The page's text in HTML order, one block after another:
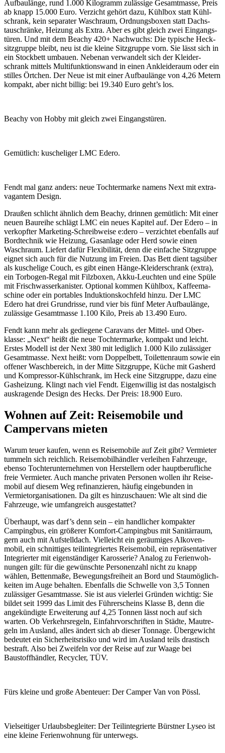
Aufbau­länge, rund 1.000 Kilo­gramm zuläs­sige Gesamt­masse, Preis
ab knapp 15.000 Euro. Verzicht gehört dazu, Kühlbox statt Kühl­
schrank, kein sepa­rater Wasch­raum, Ordnungs­boxen statt Dachs­
tauschränke, Heizung als Extra. Aber es gibt gleich zwei Eingangs­
türen. Und mit dem Beachy 420+ Nach­wuchs: Die typi­sche Heck­
sitz­gruppe bleibt, neu ist die kleine Sitz­gruppe vorn. Sie lässt sich in
ein Stock­bett umbauen. Nebenan verwan­delt sich der Klei­der­
schrank mittels Multi­funk­ti­ons­wand in einen Anklei­de­raum oder ein
stilles Örtchen. Der Neue ist mit einer Aufbau­länge von 4,26 Metern
kompakt, aber nicht billig: bei 19.340 Euro geht’s los.
Beachy von Hobby mit gleich zwei Eingangs­türen.
Gemüt­lich: kusche­liger LMC Edero.
Fendt mal ganz anders: neue Toch­ter­marke namens Next mit extra­
va­gantem Design.
Draußen schlicht ähnlich dem Beachy, drinnen gemüt­lich: Mit einer
neuen Baureihe schlägt LMC ein neues Kapitel auf. Der Edero – in
verkopfter Marke­ting-Schreib­weise e:dero – verzichtet eben­falls auf
Bord­technik wie Heizung, Gasan­lage oder Herd sowie einen
Wasch­raum. Liefert dafür Flexi­bi­lität, denn die einfache Sitz­gruppe
eignet sich auch für die Nutzung im Freien. Das Bett dient tags­über
als kusche­lige Couch, es gibt einen Hänge-Klei­der­schrank (extra),
ein Torbogen-Regal mit Filz­boxen, Akku-Leuchten und eine Spüle
mit Frisch­was­ser­ka­nister. Optional kommen Kühlbox, Kaffee­ma­
schine oder ein porta­bles Induk­ti­ons­koch­feld hinzu. Der LMC
Edero hat drei Grund­risse, rund vier bis fünf Meter Aufbau­länge,
zuläs­sige Gesamt­masse 1.100 Kilo, Preis ab 13.490 Euro.
Fendt kann mehr als gedie­gene Cara­vans der Mittel- und Ober­
klasse: „Next“ heißt die neue Toch­ter­marke, kompakt und leicht.
Erstes Modell ist der Next 380 mit ledig­lich 1.000 Kilo zuläs­siger
Gesamt­masse. Next heißt: vorn Doppel­bett, Toilet­ten­raum sowie ein
offener Wasch­be­reich, in der Mitte Sitz­gruppe, Küche mit Gasherd
und Kompressor-Kühl­schrank, im Heck eine Sitz­gruppe, dazu eine
Gashei­zung. Klingt nach viel Fendt. Eigen­willig ist das nost­al­gisch
auskra­gende Design des Hecks. Der Preis: 18.900 Euro.
Wohnen auf Zeit: Reise­mo­bile und
Camper­vans mieten
Warum teuer kaufen, wenn es Reise­mo­bile auf Zeit gibt? Vermieter
tummeln sich reich­lich. Reise­mo­bil­händler verleihen Fahr­zeuge,
ebenso Toch­ter­un­ter­nehmen von Herstel­lern oder haupt­be­ruf­liche
freie Vermieter. Auch manche privaten Personen wollen ihr Reise­
mobil auf diesem Weg refi­nan­zieren, häufig einge­bunden in
Vermiet­or­ga­ni­sa­tionen. Da gilt es hinzu­schauen: Wie alt sind die
Fahr­zeuge, wie umfang­reich ausge­stattet?
Über­haupt, was darf’s denn sein – ein hand­li­cher kompakter
Campingbus, ein größerer Komfort-Campingbus mit Sani­tär­raum,
gern auch mit Aufstell­dach. Viel­leicht ein geräu­miges Alko­ven­
mobil, ein schnit­tiges teil­in­te­griertes Reise­mobil, ein reprä­sen­ta­tiver
Inte­grierter mit eigen­stän­diger Karos­serie? Analog zu Feri­en­woh­
nungen gilt: für die gewünschte Perso­nen­zahl nicht zu knapp
wählen, Betten­maße, Bewe­gungs­frei­heit an Bord und Stau­mög­lich­
keiten im Auge behalten. Eben­falls die Schwelle von 3,5 Tonnen
zuläs­siger Gesamt­masse. Sie ist aus vielerlei Gründen wichtig: Sie
bildet seit 1999 das Limit des Führer­scheins Klasse B, denn die
ange­kün­digte Erwei­te­rung auf 4,25 Tonnen lässt noch auf sich
warten. Ob Verkehrs­re­geln, Einfahr­vor­schriften in Städte, Maut­re­
geln im Ausland, alles ändert sich ab dieser Tonnage. Über­ge­wicht
bedeutet ein Sicher­heits­ri­siko und wird im Ausland teils dras­tisch
bestraft. Also bei Zwei­feln vor der Reise auf zur Waage bei
Baustoff­händler, Recy­cler, TÜV.
Fürs kleine und große Aben­teuer: Der Camper Van von Pössl.
Viel­sei­tiger Urlaubs­be­gleiter: Der Teil­in­te­grierte Bürstner Lyseo ist
eine kleine Feri­en­woh­nung für unter­wegs.